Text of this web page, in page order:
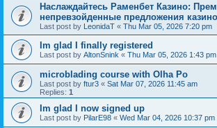
Наслаждайтесь Раменбет Казино:
непревзойденные предложения
Last post by LeonidaT « Thu Mar 05, 2026 7:20 pm
Im glad I finally registered
Last post by AltonSnink « Thu Mar 05, 2026 1:43 pm
microblading course with Olha Po
Last post by ftur3 « Sat Mar 07, 2026 11:45 am
Replies: 1
Im glad I now signed up
Last post by PilarE98 « Wed Mar 04, 2026 10:37 pm